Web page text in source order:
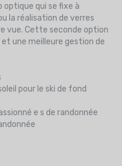
optique qui se fixe à
la réalisation de verres
vue. Cette seconde option
une meilleure gestion de
pour le ski de fond
e s de randonnée